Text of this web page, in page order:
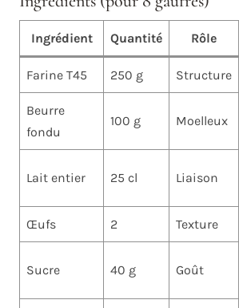
Ingrédient Quantité Rôle
Farine T45 250 g Structure
Beurre
fondu
100 g Moelleux
Lait entier 25 cl Liaison
Œufs 2 Texture
Sucre 40 g Goût